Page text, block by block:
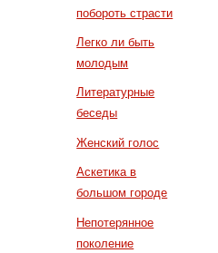
побороть страсти
Легко ли быть
молодым
Литературные
беседы
Женский голос
Аскетика в
большом городе
Непотерянное
поколение